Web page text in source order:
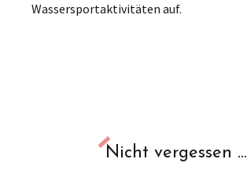
Wassersportaktivitäten auf.
Nicht vergessen ...